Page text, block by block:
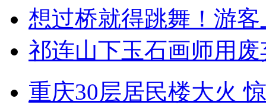
想过桥就得跳舞！游客
祁连山下玉石画师用
重庆30层居民楼大火